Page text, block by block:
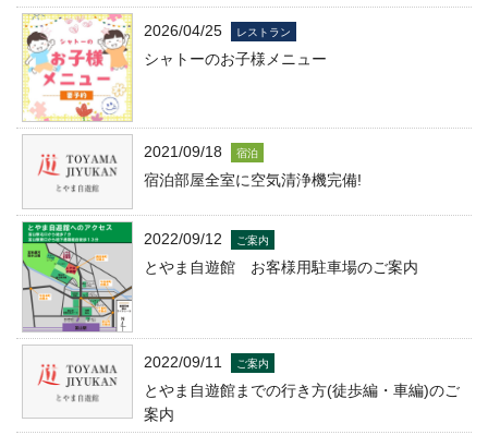
2026/04/25 レストラン
シャトーのお子様メニュー
2021/09/18 宿泊
宿泊部屋全室に空気清浄機完備!
2022/09/12 ご案内
とやま自遊館 お客様用駐車場のご案内
2022/09/11 ご案内
とやま自遊館までの行き方(徒歩編・車編)のご
案内